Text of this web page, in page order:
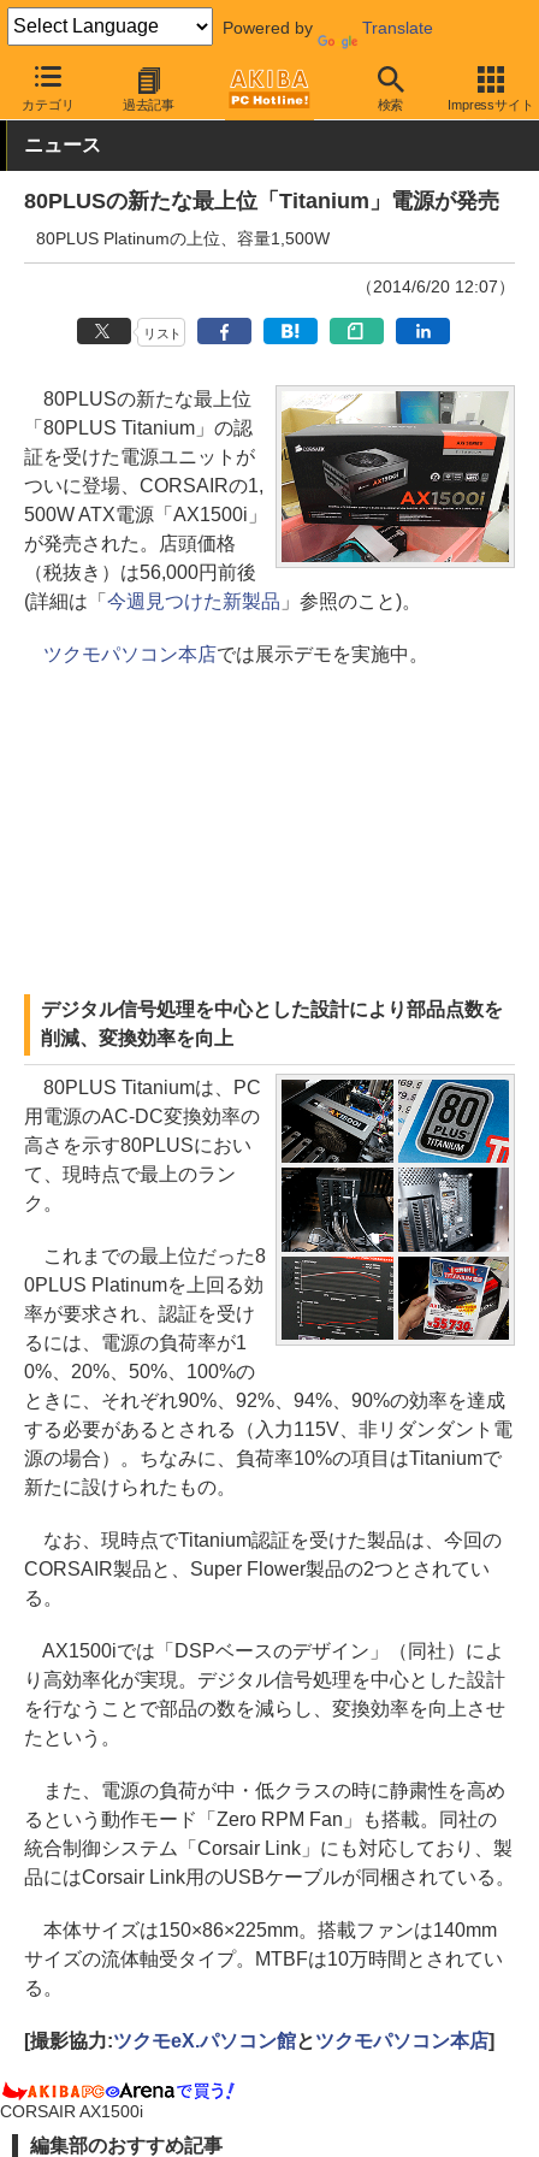
Powered by Translate
カテゴリ 過去記事 検索 Impressサイト
AKIBA PC Hotline! PCパーツ PC電源ユニット Corsair
ニュース
80PLUSの新たな最上位「Titanium」電源が発売
80PLUS Platinumの上位、容量1,500W
（2014/6/20 12:07）
リスト
80PLUSの新たな最上位
「80PLUS Titanium」の認
証を受けた電源ユニットが
ついに登場、CORSAIRの1,
500W ATX電源「AX1500i」
が発売された。店頭価格
（税抜き）は56,000円前後
(詳細は「 今週見つけた新製品 」参照のこと)。
ツクモパソコン本店では展示デモを実施中。
デジタル信号処理を中心とした設計により部品点数を
削減、変換効率を向上
80PLUS Titaniumは、PC
用電源のAC-DC変換効率の
高さを示す80PLUSにおい
て、現時点で最上のラン
ク。
これまでの最上位だった8
0PLUS Platinumを上回る効
率が要求され、認証を受け
るには、電源の負荷率が1
0%、20%、50%、100%の
ときに、それぞれ90%、92%、94%、90%の効率を達成
する必要があるとされる（入力115V、非リダンダント電
源の場合）。ちなみに、負荷率10%の項目はTitaniumで
新たに設けられたもの。
なお、現時点でTitanium認証を受けた製品は、今回の
CORSAIR製品と、Super Flower製品の2つとされてい
る。
AX1500iでは「DSPベースのデザイン」（同社）によ
り高効率化が実現。デジタル信号処理を中心とした設計
を行なうことで部品の数を減らし、変換効率を向上させ
たという。
また、電源の負荷が中・低クラスの時に静粛性を高め
るという動作モード「Zero RPM Fan」も搭載。同社の
統合制御システム「Corsair Link」にも対応しており、製
品にはCorsair Link用のUSBケーブルが同梱されている。
本体サイズは150×86×225mm。搭載ファンは140mm
サイズの流体軸受タイプ。MTBFは10万時間とされてい
る。
[撮影協力:ツクモeX.パソコン館とツクモパソコン本店]
CORSAIR AX1500i
編集部のおすすめ記事